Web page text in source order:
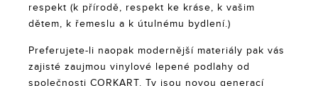
respekt (k přírodě, respekt ke kráse, k vašim
dětem, k řemeslu a k útulnému bydlení.)
Preferujete-li naopak modernější materiály pak vás
zajisté zaujmou vinylové lepené podlahy od
společnosti CORKART. Ty jsou novou generací